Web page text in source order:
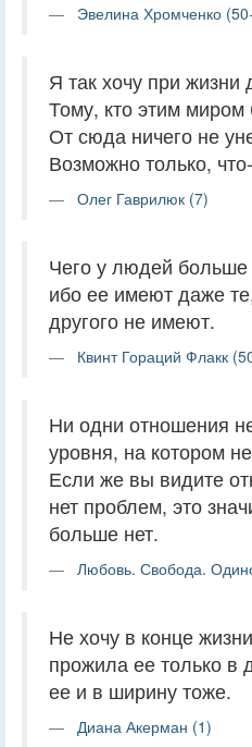
Эвелина Хромченко
Я так хочу при жизни
Тому, кто этим миром
От сюда ничего не
Возможно только,
Олег Гаврилюк (7)
Чего у людей
ибо ее имеют даже
другого не имеют.
Квинт Гораций Флакк
Ни одни отношения
уровня, на котором
Если же вы видите
нет проблем, это
больше нет.
Любовь. Свобода.
Не хочу в конце
прожила ее только в
ее и в ширину тоже.
Диана Акерман (1)